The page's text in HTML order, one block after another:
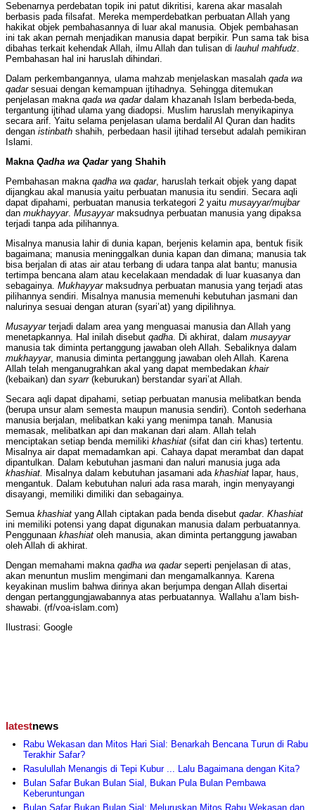
Sebenarnya perdebatan topik ini patut dikritisi, karena akar masalah
berbasis pada filsafat. Mereka memperdebatkan perbuatan Allah yang
hakikat objek pembahasannya di luar akal manusia. Objek pembahasan
ini tak akan pernah menjadikan manusia dapat berpikir. Pun sama tak bisa
dibahas terkait kehendak Allah, ilmu Allah dan tulisan di lauhul mahfudz.
Pembahasan hal ini haruslah dihindari.
Dalam perkembangannya, ulama mahzab menjelaskan masalah qada wa
qadarsesuai dengan kemampuan ijtihadnya. Sehingga ditemukan
penjelasan makna qada wa qadar dalam khazanah Islam berbeda-beda,
tergantung ijtihad ulama yang diadopsi. Muslim haruslah menyikapinya
secara arif. Yaitu selama penjelasan ulama berdalil Al Quran dan hadits
dengan istinbath shahih, perbedaan hasil ijtihad tersebut adalah pemikiran
Islami.
Makna Qadha wa Qadaryang Shahih
Pembahasan makna qadha wa qadar, haruslah terkait objek yang dapat
dijangkau akal manusia yaitu perbuatan manusia itu sendiri. Secara aqli
dapat dipahami, perbuatan manusia terkategori 2 yaitu musayyar/mujbar
dan mukhayyar. Musayyarmaksudnya perbuatan manusia yang dipaksa
terjadi tanpa ada pilihannya.
Misalnya manusia lahir di dunia kapan, berjenis kelamin apa, bentuk fisik
bagaimana; manusia meninggalkan dunia kapan dan dimana; manusia tak
bisa berjalan di atas air atau terbang di udara tanpa alat bantu; manusia
tertimpa bencana alam atau kecelakaan mendadak di luar kuasanya dan
sebagainya. Mukhayyarmaksudnya perbuatan manusia yang terjadi atas
pilihannya sendiri. Misalnya manusia memenuhi kebutuhan jasmani dan
nalurinya sesuai dengan aturan (syari’at) yang dipilihnya.
Musayyarterjadi dalam area yang menguasai manusia dan Allah yang
menetapkannya. Hal inilah disebut qadha. Di akhirat, dalam musayyar
manusia tak diminta pertanggung jawaban oleh Allah. Sebaliknya dalam
mukhayyar, manusia diminta pertanggung jawaban oleh Allah. Karena
Allah telah menganugrahkan akal yang dapat membedakan khair
(kebaikan) dan syarr(keburukan) berstandar syari’at Allah.
Secara aqli dapat dipahami, setiap perbuatan manusia melibatkan benda
(berupa unsur alam semesta maupun manusia sendiri). Contoh sederhana
manusia berjalan, melibatkan kaki yang menimpa tanah. Manusia
memasak, melibatkan api dan makanan dari alam. Allah telah
menciptakan setiap benda memiliki khashiat (sifat dan ciri khas) tertentu.
Misalnya air dapat memadamkan api. Cahaya dapat merambat dan dapat
dipantulkan. Dalam kebutuhan jasmani dan naluri manusia juga ada
khashiat. Misalnya dalam kebutuhan jasamani ada khashiat lapar, haus,
mengantuk. Dalam kebutuhan naluri ada rasa marah, ingin menyayangi
disayangi, memiliki dimiliki dan sebagainya.
Semua khashiat yang Allah ciptakan pada benda disebut qadar. Khashiat
ini memiliki potensi yang dapat digunakan manusia dalam perbuatannya.
Penggunaan khashiat oleh manusia, akan diminta pertanggung jawaban
oleh Allah di akhirat.
Dengan memahami makna qadha wa qadarseperti penjelasan di atas,
akan menuntun muslim mengimani dan mengamalkannya. Karena
keyakinan muslim bahwa dirinya akan berjumpa dengan Allah disertai
dengan pertanggungjawabannya atas perbuatannya. Wallahu a’lam bish-
shawabi. (rf/voa-islam.com)
Ilustrasi: Google
latestnews
Rabu Wekasan dan Mitos Hari Sial: Benarkah Bencana Turun di Rabu
Terakhir Safar?
Rasulullah Menangis di Tepi Kubur ... Lalu Bagaimana dengan Kita?
Bulan Safar Bukan Bulan Sial, Bukan Pula Bulan Pembawa
Keberuntungan
Bulan Safar Bukan Bulan Sial: Meluruskan Mitos Rabu Wekasan dan